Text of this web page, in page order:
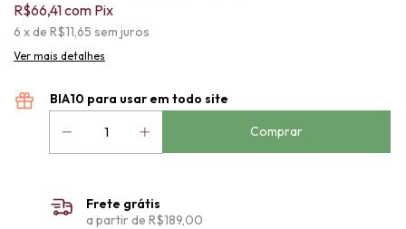
R$66,41com Pix
6 x de R$11,65 sem juros
Ver mais detalhes
BIA10 para usar em todo site
Frete grátis
a partir de R$189,00